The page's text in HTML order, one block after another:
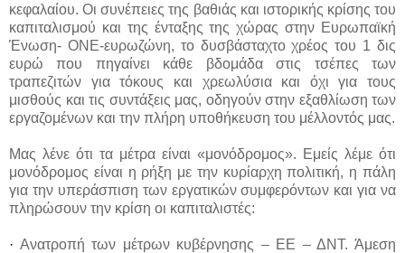
κεφαλαίου. Οι συνέπειες της βαθιάς και ιστορικής κρίσης του
καπιταλισμού και της ένταξης της χώρας στην Ευρωπαϊκή
Ένωση- ΟΝΕ-ευρωζώνη, το δυσβάσταχτο χρέος του 1 δις
ευρώ που πηγαίνει κάθε βδομάδα στις τσέπες των
τραπεζιτών για τόκους και χρεωλύσια και όχι για τους
μισθούς και τις συντάξεις μας, οδηγούν στην εξαθλίωση των
εργαζομένων και την πλήρη υποθήκευση του μέλλοντός μας.
Μας λένε ότι τα μέτρα είναι «μονόδρομος». Εμείς λέμε ότι
μονόδρομος είναι η ρήξη με την κυρίαρχη πολιτική, η πάλη
για την υπεράσπιση των εργατικών συμφερόντων και για να
πληρώσουν την κρίση οι καπιταλιστές:
· Ανατροπή των μέτρων κυβέρνησης – ΕΕ – ΔΝΤ. Άμεση